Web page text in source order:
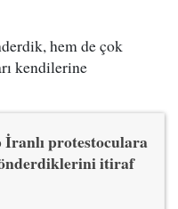
hem de çok
kendilerine
protestoculara
itiraf